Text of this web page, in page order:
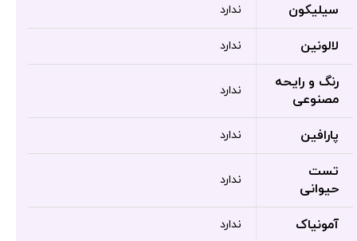
سیلیکون ندارد
لالونین ندارد
رنگ و رایحه
مصنوعی
ندارد
پارافین ندارد
تست
حیوانی
ندارد
آمونیاک ندارد